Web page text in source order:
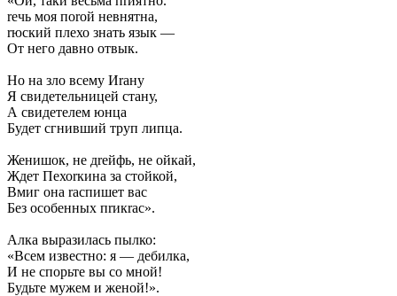
rечь моя поrой невнятна,
rюский плехо знать язык —
От него давно отвык.
Но на зло всему Иrану
Я свидетельницей стану,
А свидетелем юнца
Будет сгнивший труп липца.
Женишок, не дrейфь, не ойкай,
Ждет Пехоrкина за стойкой,
Вмиг она rаспишет вас
Без особенных пrикrас».
Алка выразилась пылко:
«Всем известно: я — дебилка,
И не спорьте вы со мной!
Будьте мужем и женой!».